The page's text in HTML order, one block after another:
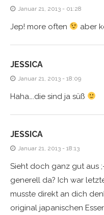
Januar 21, 2013 - 01:28
Jep! more often aber
JESSICA
Januar 21, 2013 - 18:09
Haha….die sind ja süß
JESSICA
Januar 21, 2013 - 18:13
Sieht doch ganz gut aus
generell da? Ich war
musste direkt an dich
original japanischen